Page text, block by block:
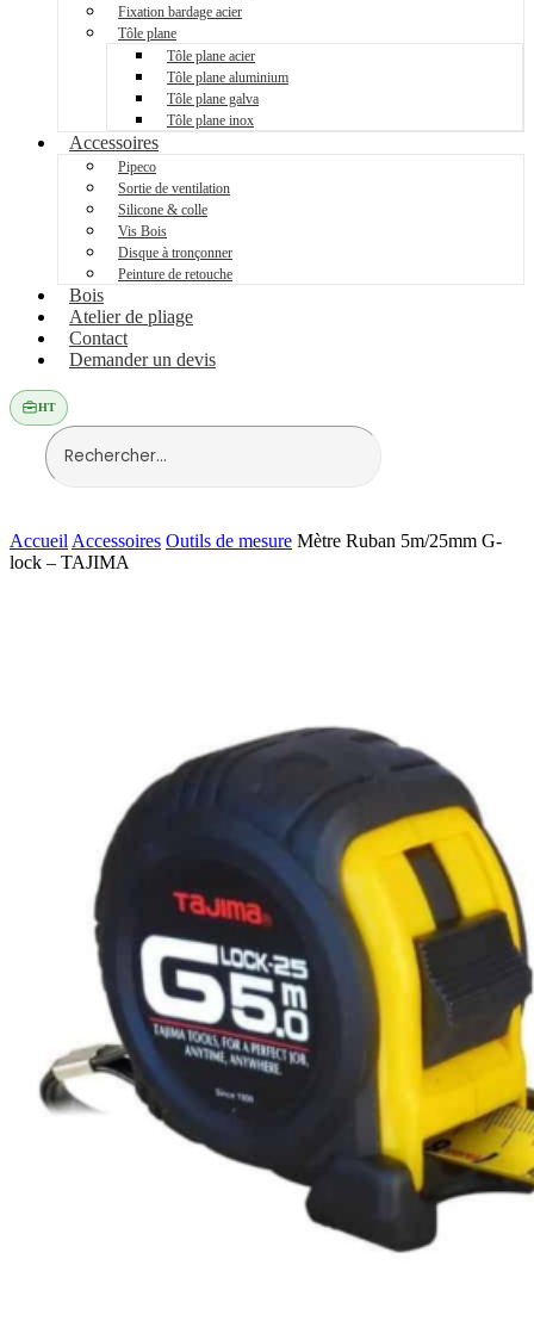
Fixation bardage acier
Tôle plane
Tôle plane acier
Tôle plane aluminium
Tôle plane galva
Tôle plane inox
Accessoires
Pipeco
Sortie de ventilation
Silicone & colle
Vis Bois
Disque à tronçonner
Peinture de retouche
Bois
Atelier de pliage
Contact
Demander un devis
HT
Accueil Accessoires Outils de mesure Mètre Ruban 5m/25mm G-
lock – TAJIMA